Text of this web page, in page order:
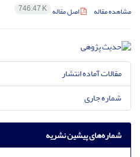
مشاهده مقاله اصل مقاله 746.47 K
مقالات آماده انتشار
شماره جاری
شماره‌های پیشین نشریه